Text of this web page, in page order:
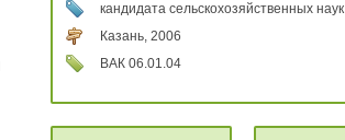
кандидата сельскохозяйственных наук
Казань, 2006
ВАК 06.01.04